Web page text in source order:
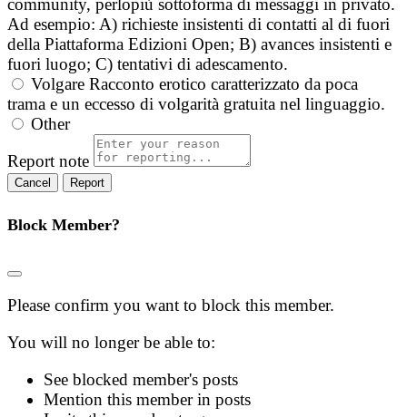
community, perlopiù sottoforma di messaggi in privato.
Ad esempio: A) richieste insistenti di contatti al di fuori
della Piattaforma Edizioni Open; B) avances insistenti e
fuori luogo; C) tentativi di adescamento.
Volgare Racconto erotico caratterizzato da poca
trama e un eccesso di volgarità gratuita nel linguaggio.
Other
Report note
Report
Block Member?
Please confirm you want to block this member.
You will no longer be able to:
See blocked member's posts
Mention this member in posts